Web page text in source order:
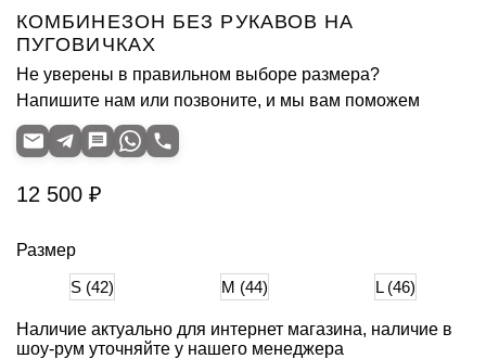
КОМБИНЕЗОН БЕЗ РУКАВОВ НА
ПУГОВИЧКАХ
Не уверены в правильном выборе размера?
Напишите нам или позвоните, и мы вам поможем
12 500 ₽
Размер
S (42)
M (44) L (46)
Наличие актуально для интернет магазина, наличие в
шоу-рум уточняйте у нашего менеджера